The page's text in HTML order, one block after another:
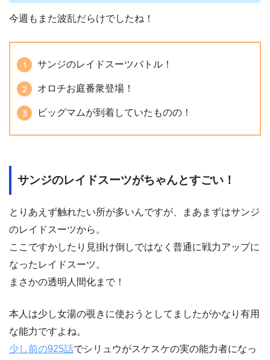
今週もまた波乱だらけでしたね！
サンジのレイドスーツバトル！
オロチお庭番衆登場！
ビッグマムが到着していたものの！
サンジのレイドスーツがちゃんとすごい！
とりあえず触れたい所が多いんですが、まあまずはサンジ
のレイドスーツから。
ここですかしたり見掛け倒しではなく普通に戦力アップに
なったレイドスーツ。
まさかの透明人間化まで！
本人は少し女湯の覗きに使おうとしてましたがかなり有用
な能力ですよね。
少し前の925話でシリュウがスケスケの実の能力者になっ